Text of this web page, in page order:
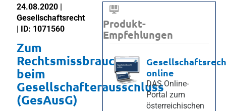
24.08.2020 |
Gesellschaftsrecht
| ID: 1071560
Zum
Rechtsmissbrauch
beim
Gesellschafterausschluss
(GesAusG)
Produkt-
Empfehlungen
online
DAS Online-
Portal zum
österreichischen